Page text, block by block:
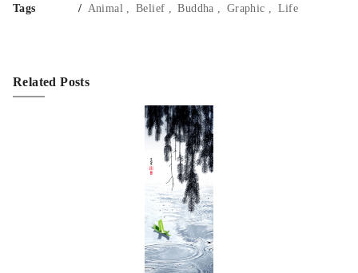
Tags
Animal Belief Buddha Graphic Life
Related Posts